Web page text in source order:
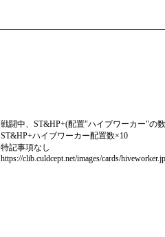
戦闘中、ST&HP+(配置"ハイブワーカー"の
ST&HP+ハイブワーカー配置数×10
特記事項なし
https://clib.culdcept.net/images/cards/